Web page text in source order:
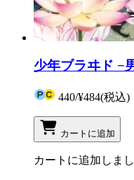
少年ブラヰド −
440/¥484(税込)
カートに追加
カートに追加しま